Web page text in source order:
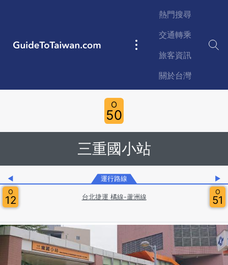
GuideToTaiwan.com
Main
熱門搜尋
交通轉乘
旅客資訊
關於台灣
O
50
三重國小站
◀ 運行路線
▶
O
12 台北捷運 橘線-蘆洲線
O
51